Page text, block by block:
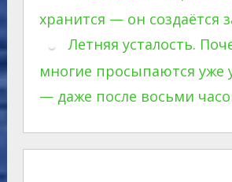
хранится — он создаётся
Летняя усталость.
многие просыпаются уже
— даже после восьми